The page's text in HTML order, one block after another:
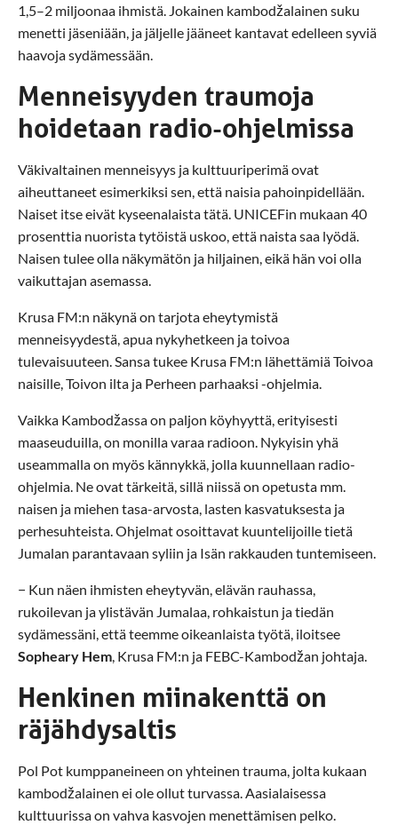
1,5–2 miljoonaa ihmistä. Jokainen kambodžalainen suku
menetti jäseniään, ja jäljelle jääneet kantavat edelleen syviä
haavoja sydämessään.
Menneisyyden traumoja
hoidetaan radio-ohjelmissa
Väkivaltainen menneisyys ja kulttuuriperimä ovat
aiheuttaneet esimerkiksi sen, että naisia pahoinpidellään.
Naiset itse eivät kyseenalaista tätä. UNICEFin mukaan 40
prosenttia nuorista tytöistä uskoo, että naista saa lyödä.
Naisen tulee olla näkymätön ja hiljainen, eikä hän voi olla
vaikuttajan asemassa.
Krusa FM:n näkynä on tarjota eheytymistä
menneisyydestä, apua nykyhetkeen ja toivoa
tulevaisuuteen. Sansa tukee Krusa FM:n lähettämiä Toivoa
naisille, Toivon ilta ja Perheen parhaaksi -ohjelmia.
Vaikka Kambodžassa on paljon köyhyyttä, erityisesti
maaseuduilla, on monilla varaa radioon. Nykyisin yhä
useammalla on myös kännykkä, jolla kuunnellaan radio-
ohjelmia. Ne ovat tärkeitä, sillä niissä on opetusta mm.
naisen ja miehen tasa-arvosta, lasten kasvatuksesta ja
perhesuhteista. Ohjelmat osoittavat kuuntelijoille tietä
Jumalan parantavaan syliin ja Isän rakkauden tuntemiseen.
− Kun näen ihmisten eheytyvän, elävän rauhassa,
rukoilevan ja ylistävän Jumalaa, rohkaistun ja tiedän
sydämessäni, että teemme oikeanlaista työtä, iloitsee
Sopheary Hem, Krusa FM:n ja FEBC-Kambodžan johtaja.
Henkinen miinakenttä on
räjähdysaltis
Pol Pot kumppaneineen on yhteinen trauma, jolta kukaan
kambodžalainen ei ole ollut turvassa. Aasialaisessa
kulttuurissa on vahva kasvojen menettämisen pelko.